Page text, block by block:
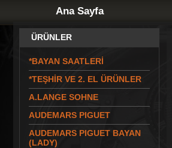
Ana Sayfa
ÜRÜNLER
*BAYAN SAATLERİ
*TEŞHİR VE 2. EL ÜRÜNLER
A.LANGE SOHNE
AUDEMARS PIGUET
AUDEMARS PIGUET BAYAN
(LADY)